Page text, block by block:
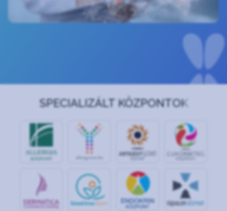
SPECIALIZÁLT KÖZPONTOK